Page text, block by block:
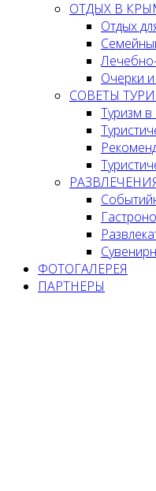
ОТДЫХ В
Отдых
Очерки
СОВЕТЫ
Туризм
ФОТОГАЛЕРЕЯ
ПАРТНЕРЫ